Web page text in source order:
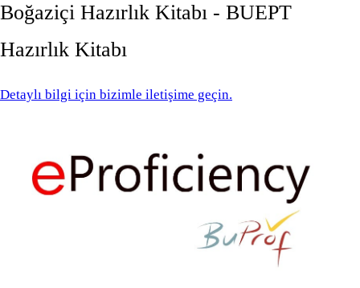
Boğaziçi Hazırlık Kitabı - BUEPT
Hazırlık Kitabı
Detaylı bilgi için bizimle iletişime geçin.